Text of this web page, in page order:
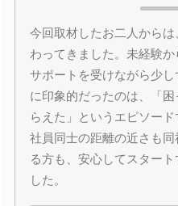
今回取材したお二人からは
わってきました。未経験
サポートを受けながら少
に印象的だったのは、「
らえた」というエピソード
社員同士の距離の近さも
る方も、安心してスター
した。